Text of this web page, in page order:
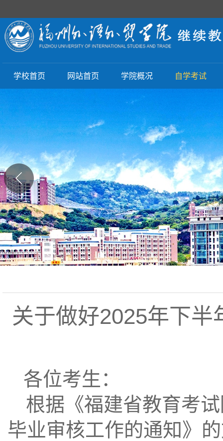
学校首页 网站首页 学院概况 自学考试
关于做好2025年下
各位考生：
根据《福建省教育考
毕业审核工作的通知》